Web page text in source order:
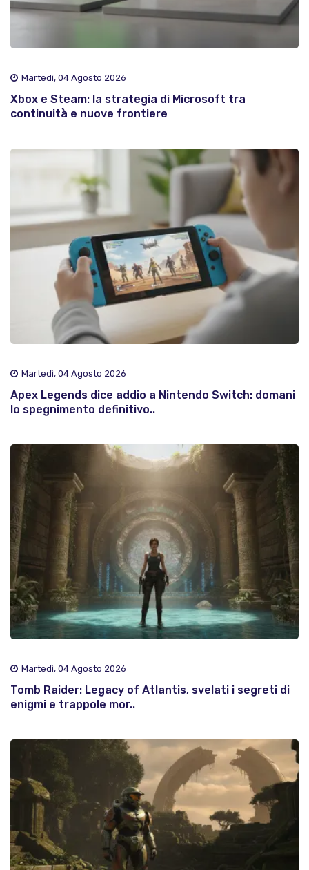
Martedì, 04 Agosto 2026
Xbox e Steam: la strategia di Microsoft tra
continuità e nuove frontiere
Martedì, 04 Agosto 2026
Apex Legends dice addio a Nintendo Switch: domani
lo spegnimento definitivo..
Martedì, 04 Agosto 2026
Tomb Raider: Legacy of Atlantis, svelati i segreti di
enigmi e trappole mor..